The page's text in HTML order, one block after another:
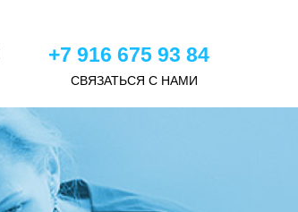
СВЯЗАТЬСЯ С НАМИ
+7 916 675 93 84